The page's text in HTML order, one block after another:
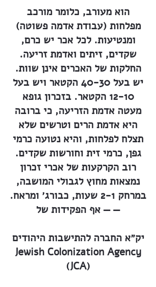
הוא מעורב, כלומר מורכב
מפלחות (עבודת אדמה פשוטה)
ומנטיעות. לכל אכר יש כרם,
שקדים, זיתים ואדמת זריעה.
החלקות של האכרים אינן שוות.
יש בעל 40-30 הקטאר ויש בעל
12-10 הקטאר. בזכרון גופא
מעטה אדמת הזריעה, כי ברובה
היא אדמת הרים וטרשים שלא
תצלח לפלחות, והיא נטועה כרמי
גפן, כרמי זית וחורשות שקדים.
רוב הקרקעות של אכרי זכרון
נמצאות מחוץ לגבולי המושבה,
במרחק 2-1 שעות, כבורג׳ ומראח.
— — אף הפקידות של
יק״א החברה להתישבות היהודים
Jewish Colonization Agency
(JCA)